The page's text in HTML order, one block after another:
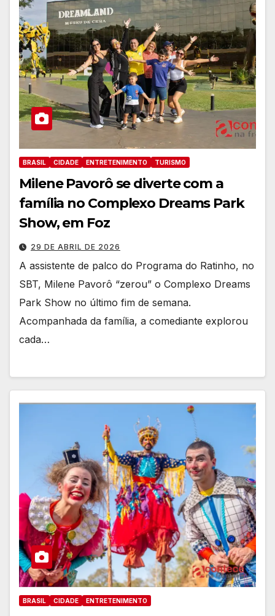
BRASIL CIDADE ENTRETENIMENTO TURISMO
Milene Pavorô se diverte com a
família no Complexo Dreams Park
Show, em Foz
29 DE ABRIL DE 2026
A assistente de palco do Programa do Ratinho, no
SBT, Milene Pavorô “zerou” o Complexo Dreams
Park Show no último fim de semana.
Acompanhada da família, a comediante explorou
cada…
BRASIL CIDADE ENTRETENIMENTO